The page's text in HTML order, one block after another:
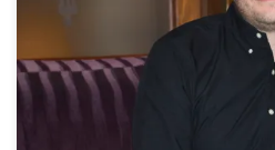
Termine einfach aufzuschieben,
Morgen, morgen, nur nicht
Wer kennt dieses Sprichwort
morgen sind auch gleich, später
neue Ziele und